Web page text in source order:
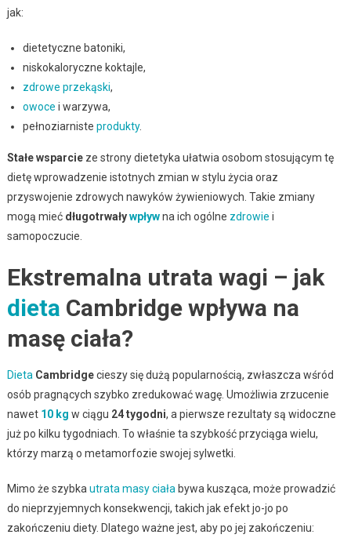
jak:
dietetyczne batoniki,
niskokaloryczne koktajle,
zdrowe przekąski,
owoce i warzywa,
pełnoziarniste produkty.
Stałe wsparcieze strony dietetyka ułatwia osobom stosującym tę
dietę wprowadzenie istotnych zmian w stylu życia oraz
przyswojenie zdrowych nawyków żywieniowych. Takie zmiany
mogą mieć długotrwaływpływna ich ogólne zdrowie i
samopoczucie.
Ekstremalna utrata wagi – jak
dieta Cambridge wpływa na
masę ciała?
Dieta Cambridgecieszy się dużą popularnością, zwłaszcza wśród
osób pragnących szybko zredukować wagę. Umożliwia zrzucenie
nawet 10 kg w ciągu 24 tygodni, a pierwsze rezultaty są widoczne
już po kilku tygodniach. To właśnie ta szybkość przyciąga wielu,
którzy marzą o metamorfozie swojej sylwetki.
Mimo że szybka utrata masy ciała bywa kusząca, może prowadzić
do nieprzyjemnych konsekwencji, takich jak efekt jo-jo po
zakończeniu diety. Dlatego ważne jest, aby po jej zakończeniu: